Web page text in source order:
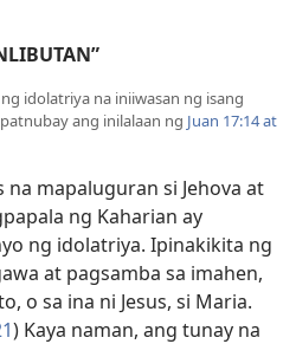
idolatriya na iniiwasan ng isang
ang inilalaan ng Juan 17:14 at
mapaluguran si Jehova at
ng Kaharian ay
ng idolatriya. Ipinakikita ng
at pagsamba sa imahen,
o sa ina ni Jesus, si Maria.
) Kaya naman, ang tunay na